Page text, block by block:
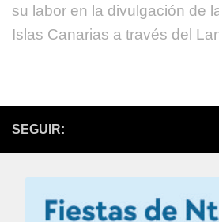
su labor en la divulgación de
Islas Canarias a través del
SEGUIR: